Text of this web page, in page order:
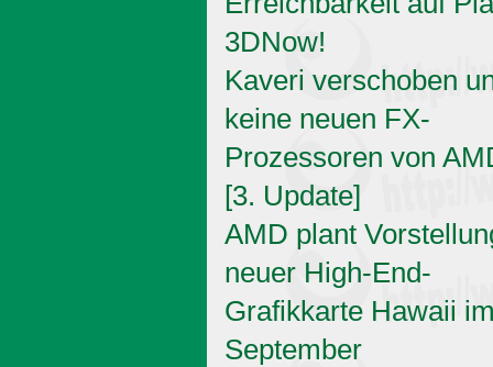
3DNow!
Kaveri verschoben
keine neuen FX-
Prozessoren von
[3. Update]
AMD plant
neuer High-End-
Grafikkarte Hawaii
September